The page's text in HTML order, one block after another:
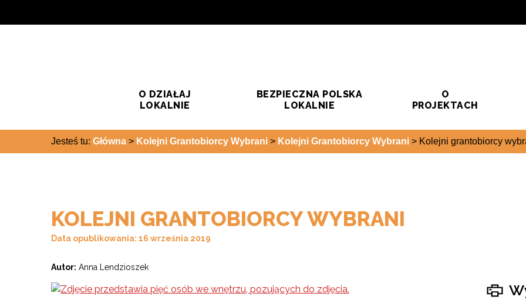
O DZIAŁAJ
LOKALNIE
BEZPIECZNA POLSKA
LOKALNIE
O
PROJEKTACH
Jesteś tu: Główna > Kolejni Grantobiorcy Wybrani > Kolejni Grantobiorcy Wybrani > Kolejni grantobiorcy
KOLEJNI GRANTOBIORCY WYBRANI
Data opublikowania: 16 września 2019
Autor: Anna Lendzioszek